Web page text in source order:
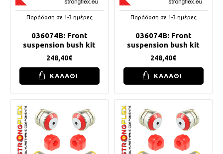
Παράδοση σε 1-3 ημέρες
036074B: Front
suspension bush kit
248,40€
ΚΑΛΑΘΙ
Παράδοση σε 1-3 ημέρες
036074B: Front
suspension bush kit
248,40€
ΚΑΛΑΘΙ